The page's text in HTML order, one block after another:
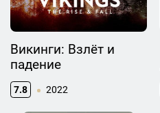
Викинги: Взлёт и
падение
7.8 2022